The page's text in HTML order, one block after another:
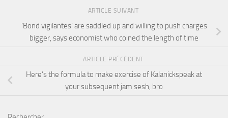
ARTICLE SUIVANT
‘Bond vigilantes’ are saddled up and willing to push charges
bigger, says economist who coined the length of time
ARTICLE PRÉCÉDENT
Here’s the formula to make exercise of Kalanickspeak at
your subsequent jam sesh, bro